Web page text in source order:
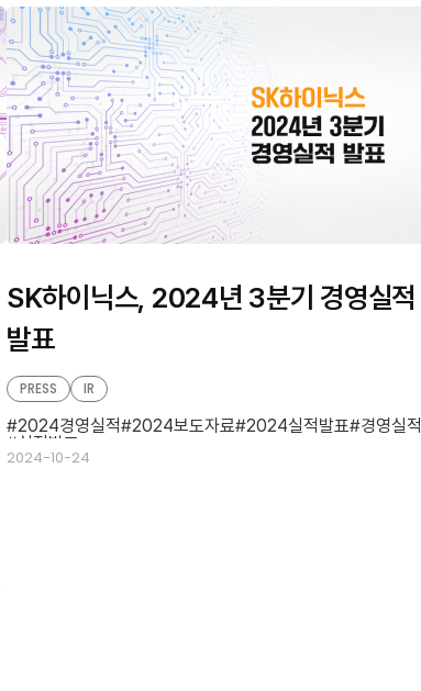
SK하이닉스, 2024년 3분기 경영실적
발표
2024-10-24
PRESS IR
2024경영실적 2024보도자료 2024실적발표 경영실적
실적발표